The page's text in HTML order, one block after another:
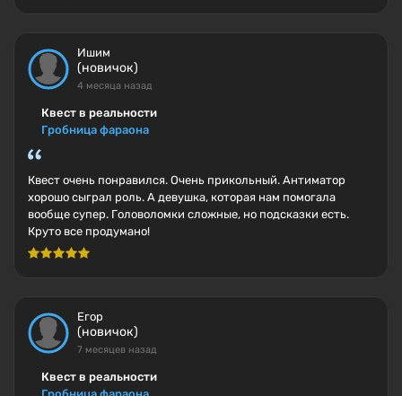
Ишим
(новичок)
4 месяца назад
Квест в реальности
Гробница фараона
Квест очень понравился. Очень прикольный. Антиматор
хорошо сыграл роль. А девушка, которая нам помогала
вообще супер. Головоломки сложные, но подсказки есть.
Круто все продумано!
Егор
(новичок)
7 месяцев назад
Квест в реальности
Гробница фараона